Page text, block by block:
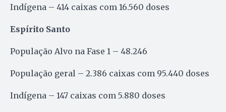
Indígena – 414 caixas com 16.560 doses
Espírito Santo
População Alvo na Fase 1 – 48.246
População geral – 2.386 caixas com 95.440 doses
Indígena – 147 caixas com 5.880 doses